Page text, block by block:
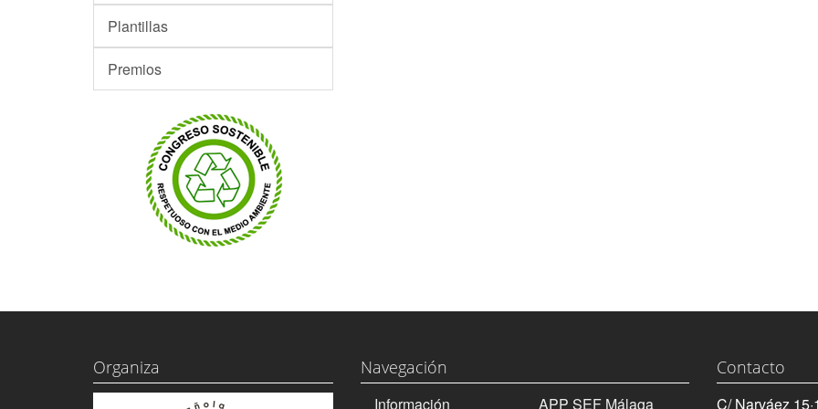
Plantillas
Premios
Organiza Navegación
Información APP SEF Málaga
Contacto
C/ Narváez